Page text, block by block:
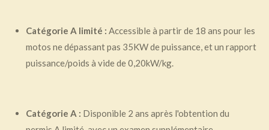
Catégorie A limité : Accessible à partir de 18 ans pour les
motos ne dépassant pas 35KW de puissance, et un rapport
puissance/poids à vide de 0,20kW/kg.
Catégorie A : Disponible 2 ans après l'obtention du